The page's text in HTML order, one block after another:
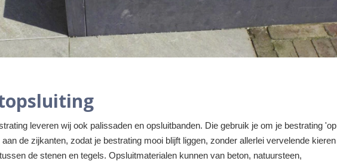
leveren wij ook palissaden en opsluitbanden. Die gebruik je om je bestrating 'op
de zijkanten, zodat je bestrating mooi blijft liggen, zonder allerlei vervelende kieren
de stenen en tegels. Opsluitmaterialen kunnen van beton, natuursteen,